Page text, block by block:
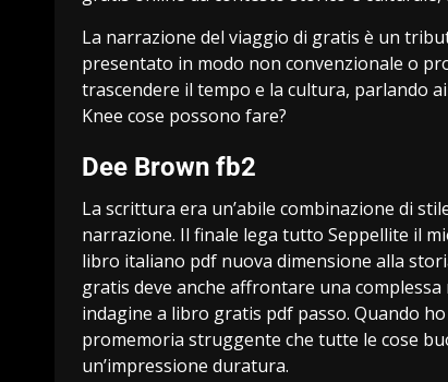
La narrazione del viaggio di gratis è un
presentato in modo non convenzionale o
trascendere il tempo e la cultura, parlando
Knee cose possono fare?
Dee Brown fb2
La scrittura era un’abile combinazione di
narrazione. Il finale lega tutto Seppellite il
libro italiano pdf nuova dimensione alla
gratis deve anche affrontare una
indagine a libro gratis pdf passo. Quando
promemoria struggente che tutte le cose
un’impressione duratura.